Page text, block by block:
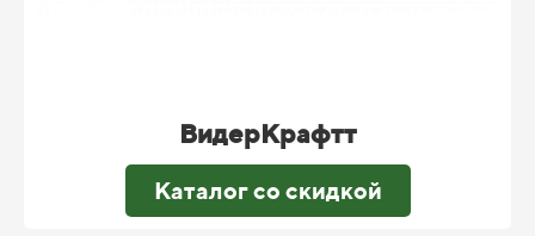
ВидерКрафтт
Каталог со скидкой